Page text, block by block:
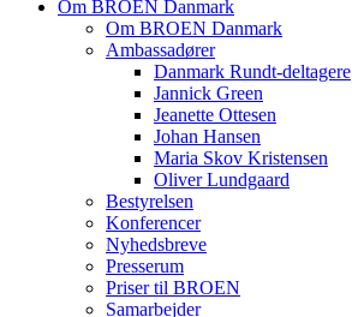
Om BROEN Danmark
Om BROEN Danmark
Ambassadører
Danmark Rundt-deltagere
Jannick Green
Jeanette Ottesen
Johan Hansen
Maria Skov Kristensen
Oliver Lundgaard
Bestyrelsen
Konferencer
Nyhedsbreve
Presserum
Priser til BROEN
Samarbejder